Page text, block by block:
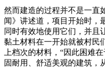
然而建造的过程并不是一直
闻》讲述道，项目开始时，
同时有效地使用它们，并且
黏土材料在一开始就被村民
上档次的材料，“因此困难
固耐用、舒适美观的建筑，